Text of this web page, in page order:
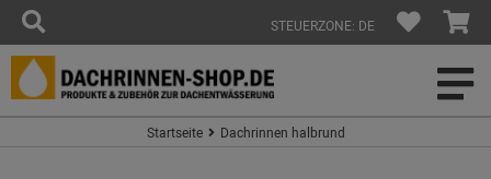
STEUERZONE: DE
Startseite Dachrinnen halbrund